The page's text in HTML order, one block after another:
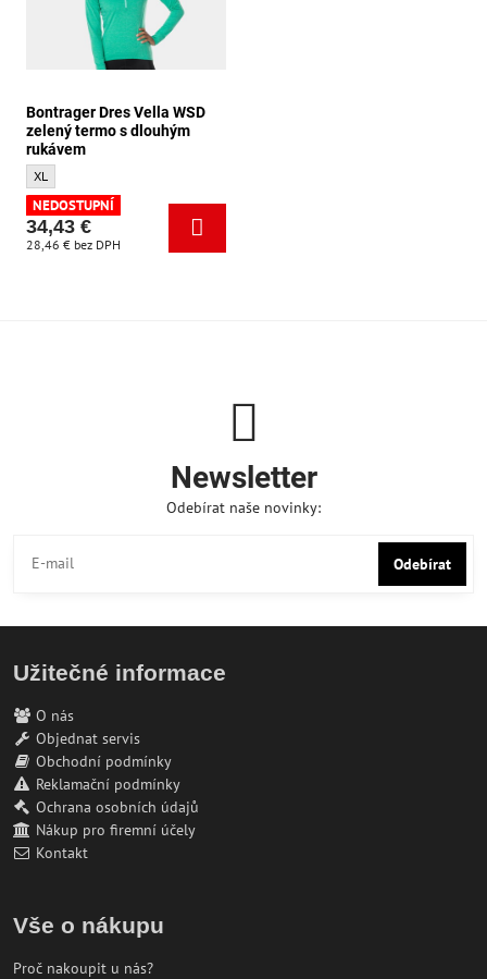
Bontrager Dres Vella WSD
zelený termo s dlouhým
rukávem
Bontrager Dres Vella WSD zelený termo s dlouhým rukávem - Velikost:
XL
NEDOSTUPNÍ
34,43 €
28,46 € bez DPH
Newsletter
Odebírat naše novinky:
Odebírat
Užitečné informace
O nás
Objednat servis
Obchodní podmínky
Reklamační podmínky
Ochrana osobních údajů
Nákup pro firemní účely
Kontakt
Vše o nákupu
Proč nakoupit u nás?